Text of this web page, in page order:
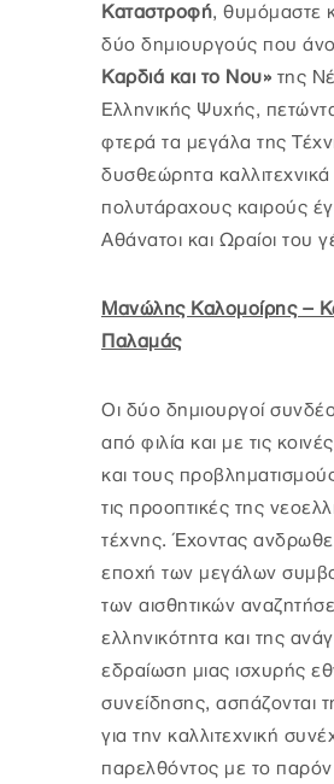
Καταστροφή, θυμόμαστε
δύο δημιουργούς που
Καρδιά και το Νου» της
Ελληνικής Ψυχής,
φτερά τα μεγάλα της
δυσθεώρητα
πολυτάραχους καιρούς
Αθάνατοι και Ωραίοι του
Μανώλης Καλομοίρης –
Παλαμάς
Οι δύο δημιουργοί
από φιλία και με τις
και τους
τις προοπτικές της
τέχνης. Έχοντας
εποχή των μεγάλων
των αισθητικών
ελληνικότητα και της
εδραίωση μιας ισχυρής
συνείδησης, ασπάζονται
για την καλλιτεχνική
παρελθόντος με το παρόν